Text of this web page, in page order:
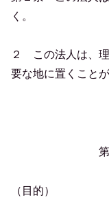
く。
２ この法人は、
要な地に置くことが
（目的）